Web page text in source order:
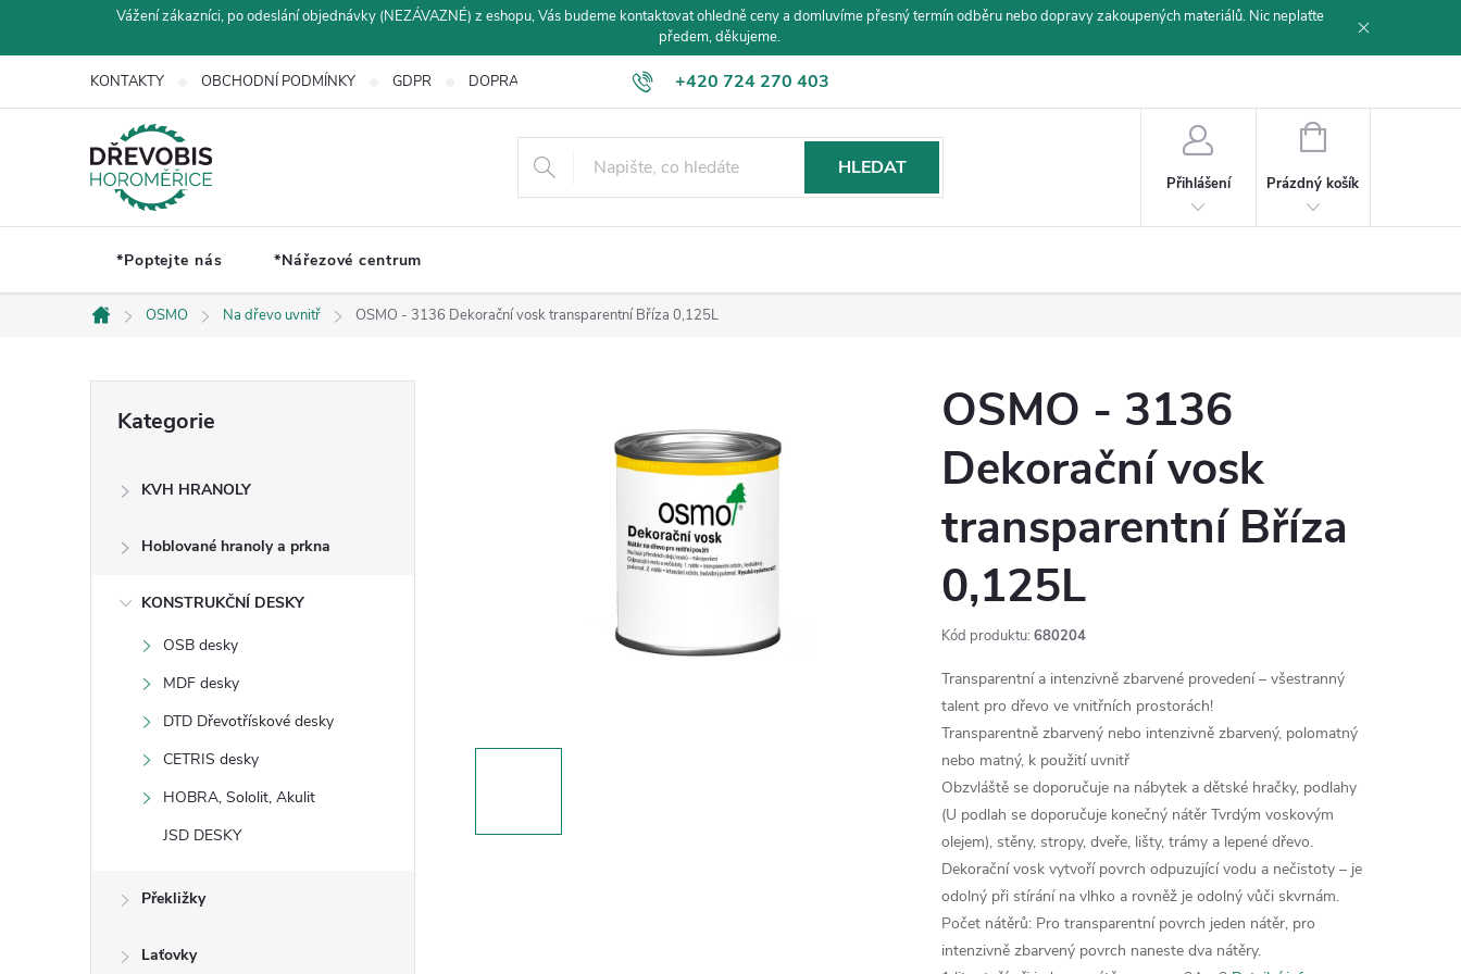
Vážení zákazníci, po odeslání objednávky (NEZÁVAZNÉ) z eshopu, Vás budeme kontaktovat ohledně ceny a domluvíme přesný termín odběru nebo dopravy zakoupených materiálů. Nic neplaťte
předem, děkujeme.
+420 724 270 403
KONTAKTY OBCHODNÍ PODMÍNKY GDPR DOPRAVA A PLATBA
HLEDAT
Přihlášení
NÁKUPNÍ
Prázdný košík
*Poptejte nás *Nářezové centrum
Domů
OSMO Na dřevo uvnitř OSMO - 3136 Dekorační vosk transparentní Bříza 0,125L
kategorie
Kategorie
KVH HRANOLY
Hoblované hranoly a prkna
KONSTRUKČNÍ DESKY
OSB desky
MDF desky
DTD Dřevotřískové desky
CETRIS desky
HOBRA, Sololit, Akulit
JSD DESKY
Překližky
Laťovky
OSMO - 3136
Dekorační vosk
transparentní Bříza
0,125L
Kód produktu: 680204
Transparentní a intenzivně zbarvené provedení – všestranný
talent pro dřevo ve vnitřních prostorách!
Transparentně zbarvený nebo intenzivně zbarvený, polomatný
nebo matný, k použití uvnitř
Obzvláště se doporučuje na nábytek a dětské hračky, podlahy
(U podlah se doporučuje konečný nátěr Tvrdým voskovým
olejem), stěny, stropy, dveře, lišty, trámy a lepené dřevo.
Dekorační vosk vytvoří povrch odpuzující vodu a nečistoty – je
odolný při stírání na vlhko a rovněž je odolný vůči skvrnám.
Počet nátěrů: Pro transparentní povrch jeden nátěr, pro
intenzivně zbarvený povrch naneste dva nátěry.